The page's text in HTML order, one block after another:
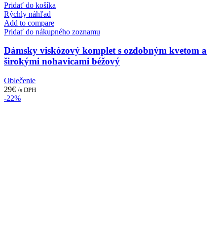
Pridať do košíka
Rýchly náhľad
Add to compare
Pridať do nákupného zoznamu
Dámsky viskózový komplet s ozdobným kvetom a
širokými nohavicami béžový
Oblečenie
29€ /s DPH
-22%